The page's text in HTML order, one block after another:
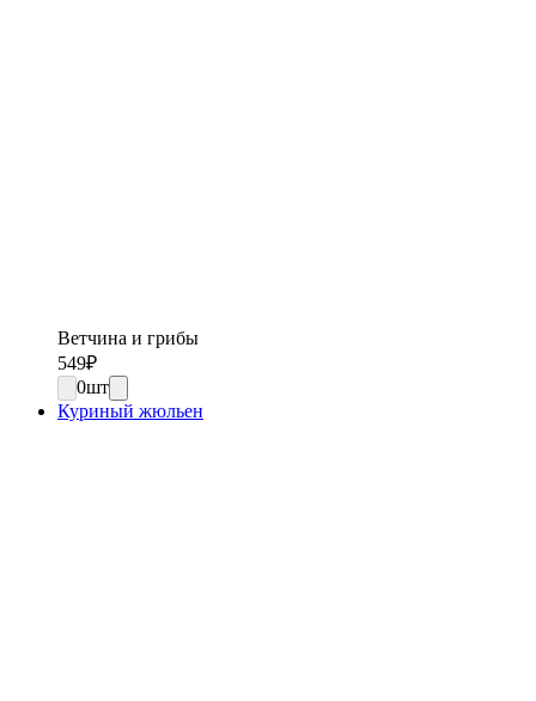
Ветчина и грибы
549₽
0шт
Куриный жюльен